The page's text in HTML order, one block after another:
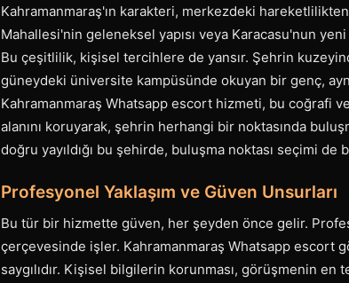
Kahramanmaraş'ın karakteri, merkezdeki
Mahallesi'nin geleneksel yapısı veya Karacasu'nun
Bu çeşitlilik, kişisel tercihlere de yansır. Şehrin
güneydeki üniversite kampüsünde okuyan bir genç,
Kahramanmaraş Whatsapp escort hizmeti, bu coğrafi
alanını koruyarak, şehrin herhangi bir noktasında
doğru yayıldığı bu şehirde, buluşma noktası seçimi
Profesyonel Yaklaşım ve Güven Unsurları
Bu tür bir hizmette güven, her şeyden önce gelir.
çerçevesinde işler. Kahramanmaraş Whatsapp escort
saygılıdır. Kişisel bilgilerin korunması, görüşmenin en